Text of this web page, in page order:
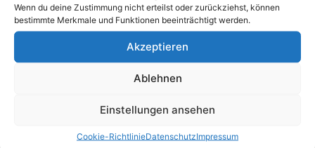
Wenn du deine Zustimmung nicht erteilst oder zurückziehst, können
bestimmte Merkmale und Funktionen beeinträchtigt werden.
Akzeptieren
Ablehnen
Einstellungen ansehen
Cookie-RichtlinieDatenschutzImpressum
INFO@LN-PR.COM
Prinzregentenplatz 23, 81675 München
Karlsruhe
+49 721 161890 0